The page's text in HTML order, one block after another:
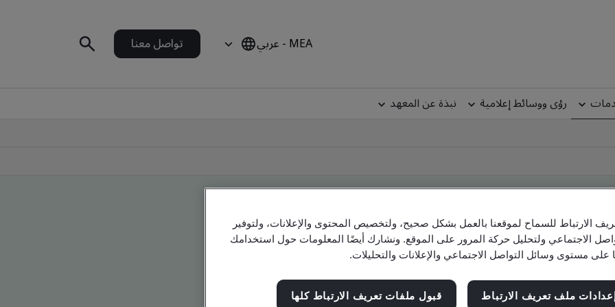
MEA - عربي تواصل معنا
رؤى ووسائط إعلامية
نبذة عن المعهد
Check company, site and product
الارتباط للسماح لموقعنا بالعمل بشكل صحيح، ولتخصيص المحتوى والإعلانات، ولتوفير
الاجتماعي ولتحليل حركة المرور على الموقع. ونشارك أيضًا المعلومات حول استخدامك
على مستوى وسائل التواصل الاجتماعي والإعلانات والتحليلات.
إعدادات ملف تعريف الارتباط قبول ملفات تعريف الارتباط كلها